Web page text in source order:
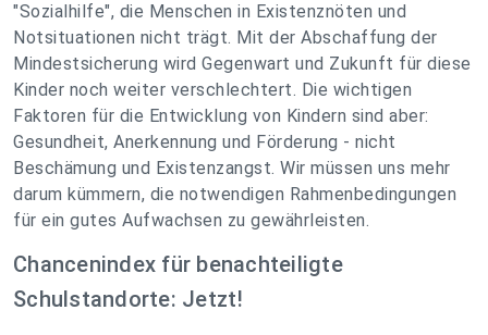
"Sozialhilfe", die Menschen in Existenznöten und
Notsituationen nicht trägt. Mit der Abschaffung der
Mindestsicherung wird Gegenwart und Zukunft für diese
Kinder noch weiter verschlechtert. Die wichtigen
Faktoren für die Entwicklung von Kindern sind aber:
Gesundheit, Anerkennung und Förderung - nicht
Beschämung und Existenzangst. Wir müssen uns mehr
darum kümmern, die notwendigen Rahmenbedingungen
für ein gutes Aufwachsen zu gewährleisten.
Chancenindex für benachteiligte
Schulstandorte: Jetzt!